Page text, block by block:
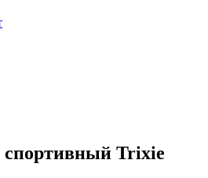
Trixie